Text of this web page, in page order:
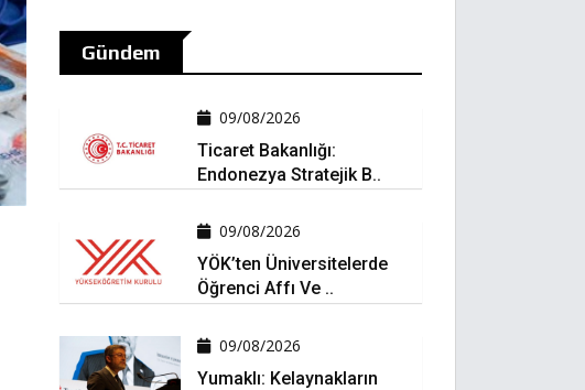
Gündem
09/08/2026
Ticaret Bakanlığı:
Endonezya Stratejik B..
09/08/2026
YÖK’ten Üniversitelerde
Öğrenci Affı Ve ..
09/08/2026
Yumaklı: Kelaynakların